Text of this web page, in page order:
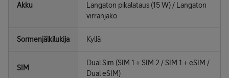
Akku
Langaton pikalataus (15 W) / Langaton
virranjako
Sormenjälkilukija Kyllä
SIM
Dual Sim (SIM 1 + SIM 2 / SIM 1 + eSIM /
Dual eSIM)